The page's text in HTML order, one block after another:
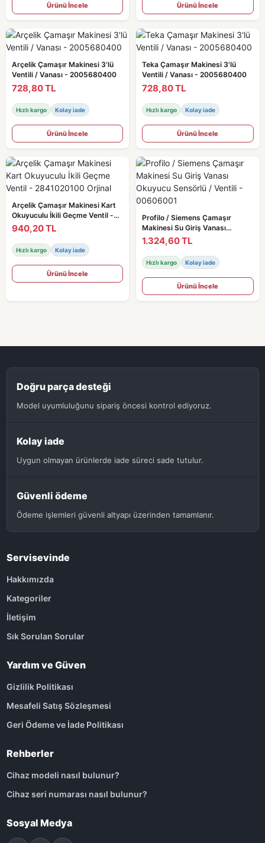
Ürünü İncele Ürünü İncele
Arçelik Çamaşır Makinesi 3'lü
Ventili / Vanası - 2005680400
728,80 TL
Hızlı kargo Kolay iade
Ürünü İncele
Teka Çamaşır Makinesi 3'lü
Ventili / Vanası - 2005680400
728,80 TL
Hızlı kargo Kolay iade
Ürünü İncele
Arçelik Çamaşır Makinesi Kart
Okuyuculu İkili Geçme Ventil -
2841020100 Orjinal
940,20 TL
Hızlı kargo Kolay iade
Ürünü İncele
Profilo / Siemens Çamaşır
Makinesi Su Giriş Vanası
Okuyucu Sensörlü / Ventili -
00606001
1.324,60 TL
Hızlı kargo Kolay iade
Ürünü İncele
Doğru parça desteği
Model uyumluluğunu sipariş öncesi kontrol ediyoruz.
Kolay iade
Uygun olmayan ürünlerde iade süreci sade tutulur.
Güvenli ödeme
Ödeme işlemleri güvenli altyapı üzerinden tamamlanır.
Servisevinde
Hakkımızda
Kategoriler
İletişim
Sık Sorulan Sorular
Yardım ve Güven
Gizlilik Politikası
Mesafeli Satış Sözleşmesi
Geri Ödeme ve İade Politikası
Rehberler
Cihaz modeli nasıl bulunur?
Cihaz seri numarası nasıl bulunur?
Sosyal Medya